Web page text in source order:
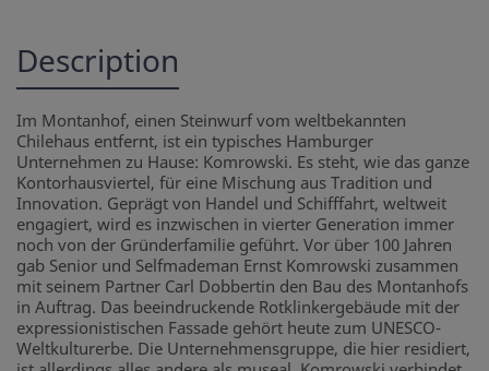
Description
Im Montanhof, einen Steinwurf vom weltbekannten
Chilehaus entfernt, ist ein typisches Hamburger
Unternehmen zu Hause: Komrowski. Es steht, wie das ganze
Kontorhausviertel, für eine Mischung aus Tradition und
Innovation. Geprägt von Handel und Schifffahrt, weltweit
engagiert, wird es inzwischen in vierter Generation immer
noch von der Gründerfamilie geführt. Vor über 100 Jahren
gab Senior und Selfmademan Ernst Komrowski zusammen
mit seinem Partner Carl Dobbertin den Bau des Montanhofs
in Auftrag. Das beeindruckende Rotklinkergebäude mit der
expressionistischen Fassade gehört heute zum UNESCO-
Weltkulturerbe. Die Unternehmensgruppe, die hier residiert,